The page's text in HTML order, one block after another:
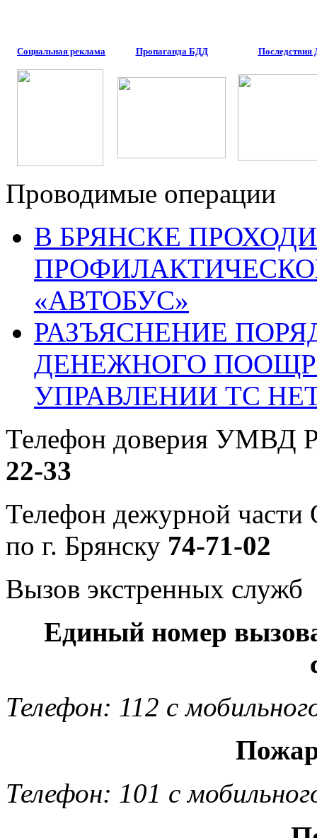
Социальная реклама Пропаганда БДД
Проводимые операции
В БРЯНСКЕ
«АВТОБУС»
РАЗЪЯСНЕНИЕ
ДЕНЕЖНОГО
УПРАВЛЕНИИ ТС
Телефон доверия УМВД
22-33
Телефон дежурной
по г. Брянску 74-71-02
Вызов экстренных служб
Единый номер
Телефон: 112 с
Телефон: 101 с